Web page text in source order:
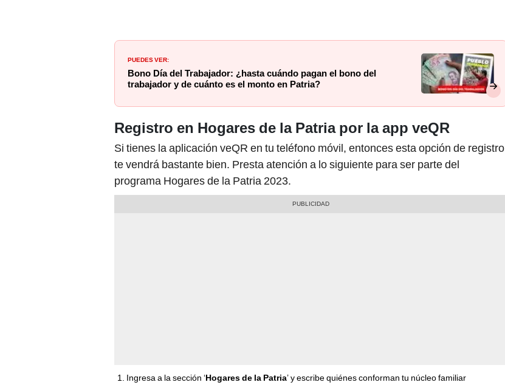
PUEDES VER:
Bono Día del Trabajador: ¿hasta cuándo pagan el bono del
trabajador y de cuánto es el monto en Patria?
Registro en Hogares de la Patria por la app veQR
Si tienes la aplicación veQR en tu teléfono móvil, entonces esta opción de registro
te vendrá bastante bien. Presta atención a lo siguiente para ser parte del
programa Hogares de la Patria 2023.
Ingresa a la sección ‘Hogares de la Patria’ y escribe quiénes conforman tu núcleo familiar